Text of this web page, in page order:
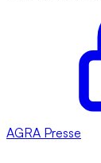
AGRA Presse